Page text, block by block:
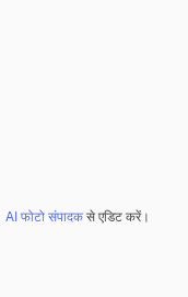
AI फोटो संपादकसे एडिट करें।